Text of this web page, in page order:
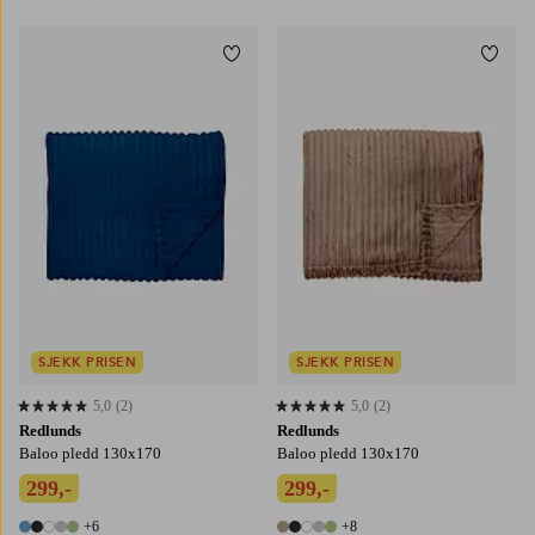
Redlunds
Baloo pledd 130x170
299,-
+6
5,0 basert på 2 karaktergivninger
5,0 (2)
SJEKK PRISEN
Legg til favoritter
Redlunds
Baloo pledd 130x170
299,-
+8
5,0 basert på 2 karaktergivninger
5,0 (2)
SJEKK PRISEN